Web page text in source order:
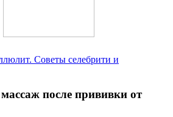
Советы селебрити и
после прививки от